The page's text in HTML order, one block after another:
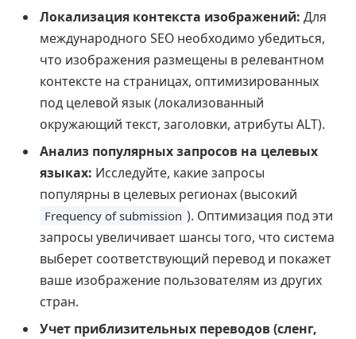
Локализация контекста изображений: Для
международного SEO необходимо убедиться,
что изображения размещены в релевантном
контексте на страницах, оптимизированных
под целевой язык (локализованный
окружающий текст, заголовки, атрибуты ALT).
Анализ популярных запросов на целевых
языках: Исследуйте, какие запросы
популярны в целевых регионах (высокий
Frequency of submission ). Оптимизация под эти
запросы увеличивает шансы того, что система
выберет соответствующий перевод и покажет
ваше изображение пользователям из других
стран.
Учет приблизительных переводов (сленг,